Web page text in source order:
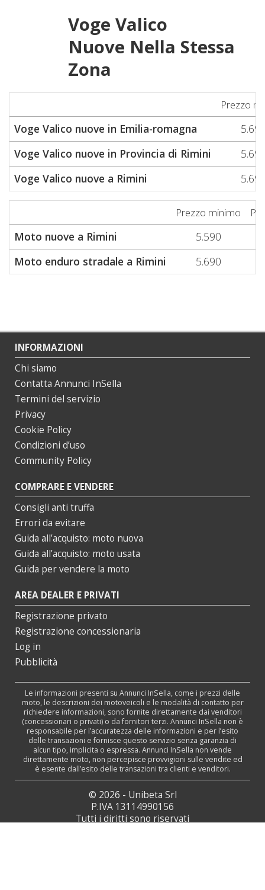
Voge Valico
Nuove Nella Stessa
Zona
Prezzo
Voge Valico nuove in Emilia-romagna
Voge Valico nuove in Provincia di Rimini
Voge Valico nuove a Rimini
Prezzo minimo
Moto nuove a Rimini
5.590
Moto enduro stradale a Rimini
5.690
INFORMAZIONI
Chi siamo
Contatta Annunci InSella
Termini del servizio
Privacy
Cookie Policy
Condizioni d’uso
Community Policy
COMPRARE E VENDERE
Consigli anti truffa
Errori da evitare
Guida all’acquisto: moto nuova
Guida all’acquisto: moto usata
Guida per vendere la moto
AREA DEALER E PRIVATI
Registrazione privato
Registrazione concessionaria
Log in
Pubblicità
Le informazioni presenti su Annunci InSella, come i prezzi delle
moto, le descrizioni dei motoveicoli e le modalità di contatto per
richiedere informazioni, sono fornite direttamente dai venditori
(concessionari o privati) o da fornitori terzi. Annunci InSella non è
responsabile per l’accuratezza delle informazioni e per l’esito
delle transazioni e fornisce questo servizio senza garanzia di
alcun tipo, implicita o espressa. Annunci InSella non vende
direttamente moto, non percepisce provvigioni sulle vendite ed
è esente dall’esito delle transazioni tra clienti e venditori.
© 2026 - Unibeta Srl
P.IVA 13114990156
Tutti i diritti sono riservati